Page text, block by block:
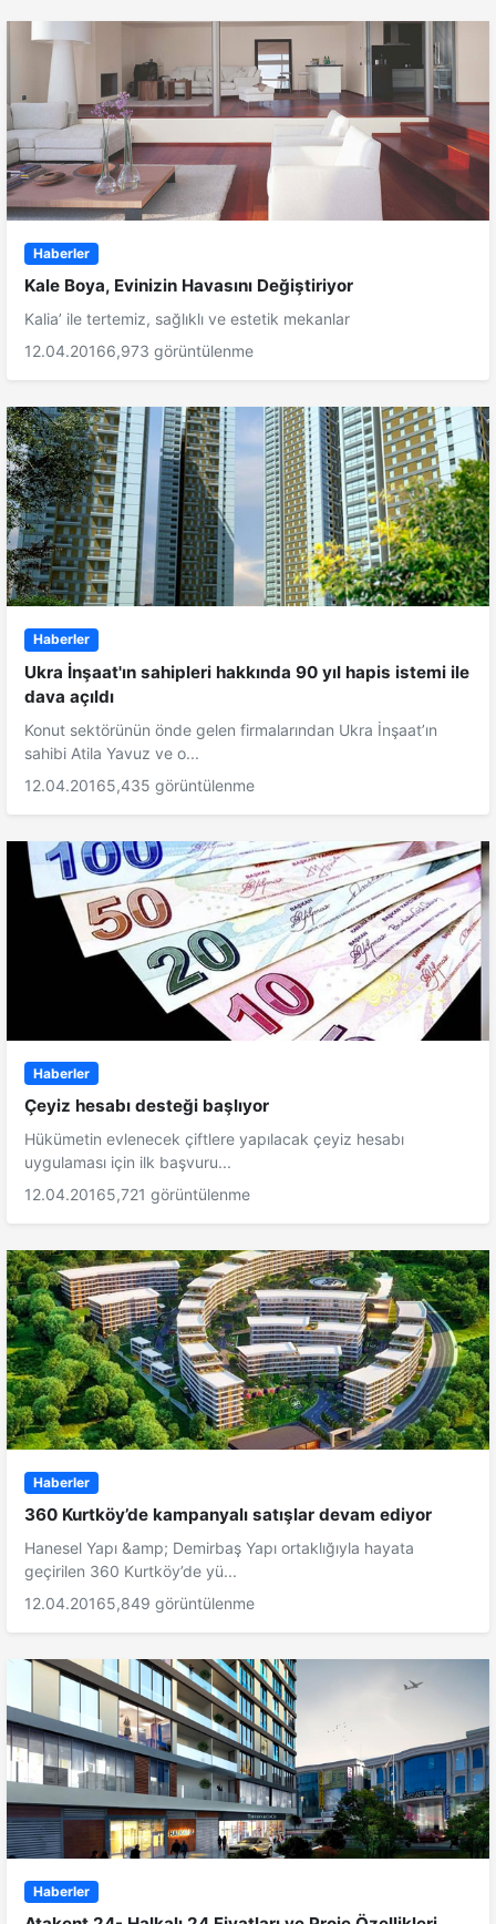
Haberler
Kale Boya, Evinizin Havasını Değiştiriyor
Kalia’ ile tertemiz, sağlıklı ve estetik mekanlar
12.04.20166,973 görüntülenme
Haberler
Ukra İnşaat'ın sahipleri hakkında 90 yıl hapis istemi ile
dava açıldı
Konut sektörünün önde gelen firmalarından Ukra İnşaat’ın
sahibi Atila Yavuz ve o...
12.04.20165,435 görüntülenme
Haberler
Çeyiz hesabı desteği başlıyor
Hükümetin evlenecek çiftlere yapılacak çeyiz hesabı
uygulaması için ilk başvuru...
12.04.20165,721 görüntülenme
Haberler
360 Kurtköy’de kampanyalı satışlar devam ediyor
Hanesel Yapı &amp; Demirbaş Yapı ortaklığıyla hayata
geçirilen 360 Kurtköy’de yü...
12.04.20165,849 görüntülenme
Haberler